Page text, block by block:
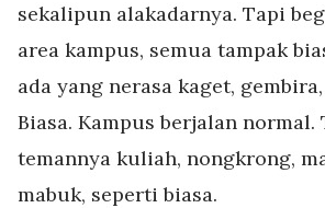
sekalipun alakadarnya. Tapi
area kampus, semua tampak
ada yang nerasa kaget,
Biasa. Kampus berjalan normal.
temannya kuliah, nongkrong,
mabuk, seperti biasa.